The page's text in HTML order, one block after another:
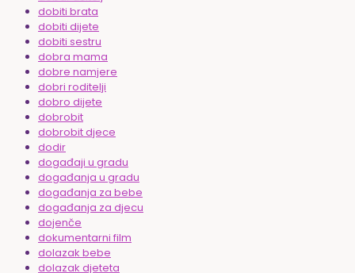
dobiti brata
dobiti dijete
dobiti sestru
dobra mama
dobre namjere
dobri roditelji
dobro dijete
dobrobit
dobrobit djece
dodir
događaji u gradu
događanja u gradu
događanja za bebe
događanja za djecu
dojenče
dokumentarni film
dolazak bebe
dolazak djeteta